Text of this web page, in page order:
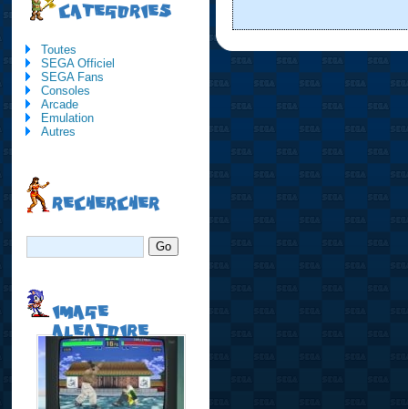
CATEGORIES
Toutes
SEGA Officiel
SEGA Fans
Consoles
Arcade
Emulation
Autres
RECHERCHER
IMAGE
ALEATOIRE